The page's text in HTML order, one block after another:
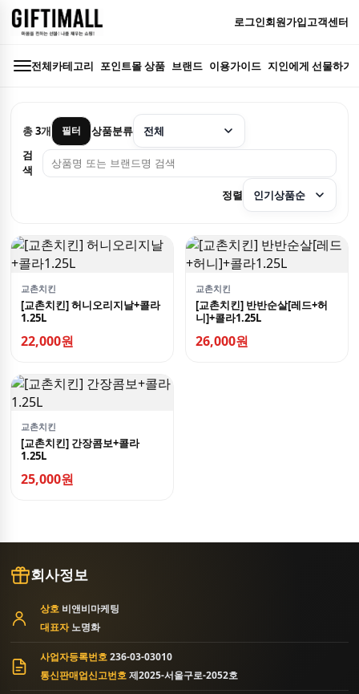
로그인회원가입고객센터
전체카테고리 포인트몰 상품 브랜드 이용가이드 지인에게 선물하기
총3개 필터
상품분류
검
색
정렬
교촌치킨
[교촌치킨] 허니오리지날+콜라
1.25L
22,000원
교촌치킨
[교촌치킨] 반반순살[레드+허
니]+콜라1.25L
26,000원
교촌치킨
[교촌치킨] 간장콤보+콜라
1.25L
25,000원
회사정보
상호 비앤비마케팅
대표자노명화
사업자등록번호236-03-03010
통신판매업신고번호제2025-서울구로-2052호